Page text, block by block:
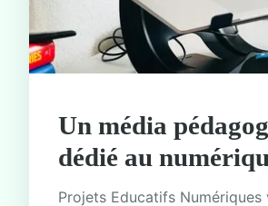
Un média
dédié au
Projets Educatifs Numériques